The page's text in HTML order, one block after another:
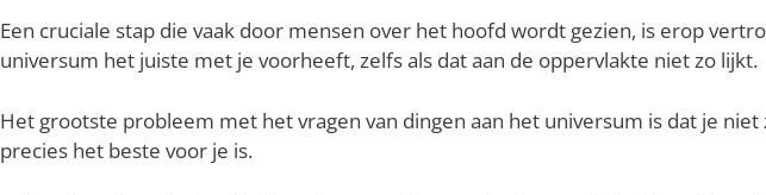
Een cruciale stap die vaak door mensen over het hoofd wordt gezien, is erop
universum het juiste met je voorheeft, zelfs als dat aan de oppervlakte niet zo lijkt.
Het grootste probleem met het vragen van dingen aan het universum is dat je
precies het beste voor je is.